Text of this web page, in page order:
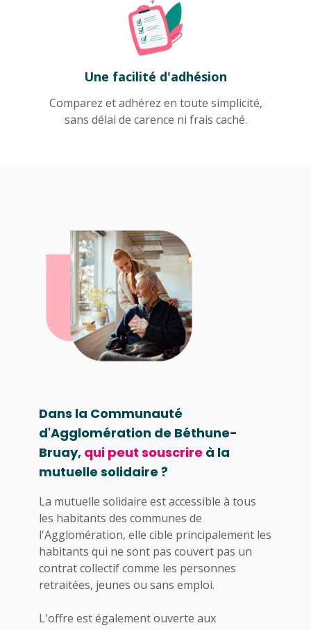
Une facilité d'adhésion
Comparez et adhérez en toute simplicité,
sans délai de carence ni frais caché.
Dans la Communauté
d'Agglomération de Béthune-
Bruay, qui peut souscrire à la
mutuelle solidaire ?
La mutuelle solidaire est accessible à tous
les habitants des communes de
l'Agglomération, elle cible principalement les
habitants qui ne sont pas couvert pas un
contrat collectif comme les personnes
retraitées, jeunes ou sans emploi.
L'offre est également ouverte aux